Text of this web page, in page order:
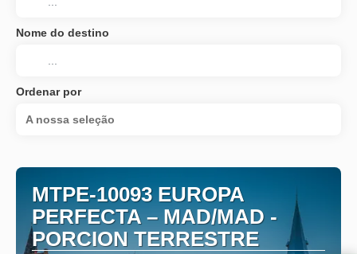
Nome do destino
Ordenar por
A nossa seleção
MTPE-10093 EUROPA
PERFECTA – MAD/MAD -
PORCION TERRESTRE